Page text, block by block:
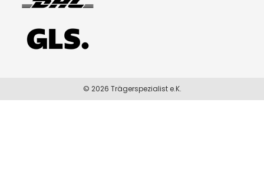
© 2026 Trägerspezialist e.K.